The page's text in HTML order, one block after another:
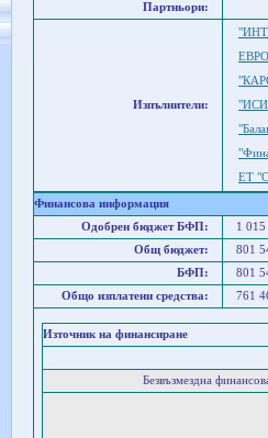
Партньори:
Изпълнители:
ЕТ
Финансова информация
Одобрен бюджет БФП:
1
Общ бюджет:
801
БФП:
801
Общо изплатени средства:
761
Източник на финансиране
Безвъзмездна